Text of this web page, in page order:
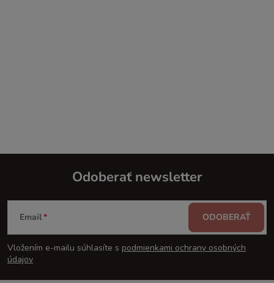
Z
á
p
Odoberať newsletter
Email
Vložením e-mailu súhlasíte s podmienkami ochrany osobných
údajov
ODOBERAŤ